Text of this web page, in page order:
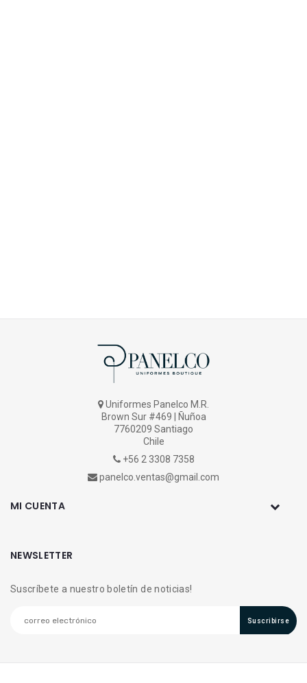
Uniformes Panelco M.R.
Brown Sur #469 | Ñuñoa
7760209 Santiago
Chile
+56 2 3308 7358
panelco.ventas@gmail.com
MI CUENTA
NEWSLETTER
Suscríbete a nuestro boletín de noticias!
Suscribirse